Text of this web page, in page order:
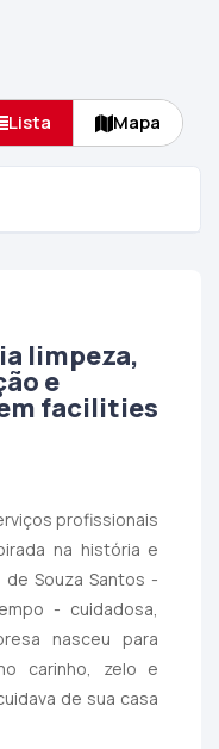
Lista Mapa
limpeza,
e
facilities
profissionais
na história e
Souza Santos -
- cuidadosa,
nasceu para
carinho, zelo e
de sua casa